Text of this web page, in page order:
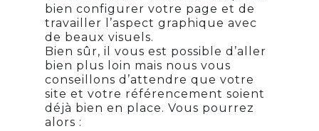
bien configurer votre page et de
travailler l’aspect graphique avec
de beaux visuels.
Bien sûr, il vous est possible d’aller
bien plus loin mais nous vous
conseillons d’attendre que votre
site et votre référencement soient
déjà bien en place. Vous pourrez
alors :